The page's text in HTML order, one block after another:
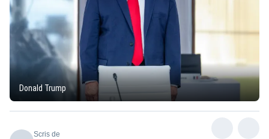
Donald Trump
Scris de